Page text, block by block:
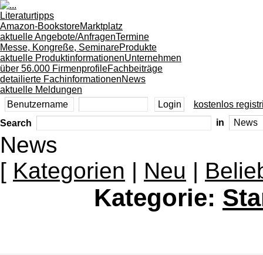
Literaturtipps
Amazon-BookstoreMarktplatz
aktuelle Angebote/AnfragenTermine
Messe, Kongreße, SeminareProdukte
aktuelle ProduktinformationenUnternehmen
über 56.000 FirmenprofileFachbeiträge
detailierte FachinformationenNews
aktuelle Meldungen
kostenlos
Search
in
News
[ Kategorien | Neu |
Kategorie: